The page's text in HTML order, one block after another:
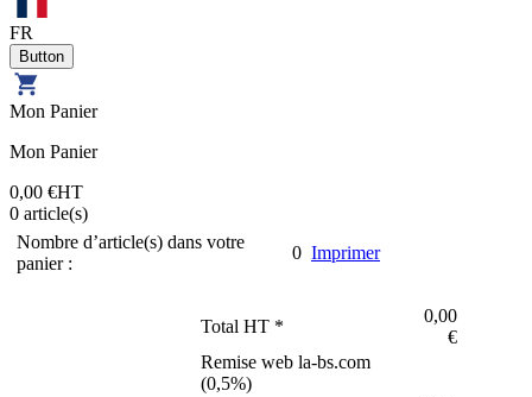
FR
Mon Panier
Mon Panier
0,00 €HT
0 article(s)
Nombre d’article(s) dans votre
panier :
0 Imprimer
Total HT *
0,00
€
Remise web la-bs.com
(0,5%)